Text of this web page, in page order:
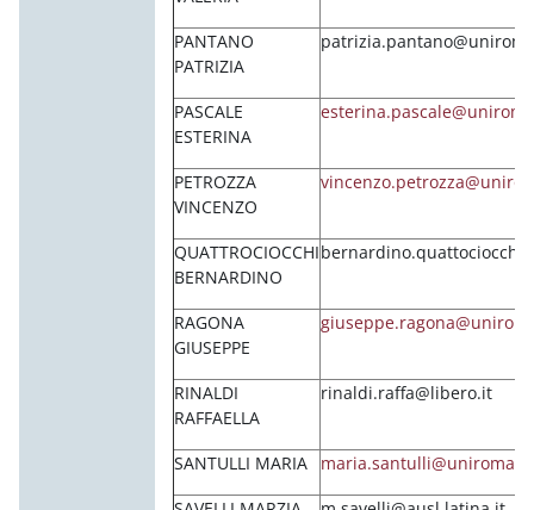
PANTANO
PATRIZIA
PASCALE
ESTERINA
PETROZZA
VINCENZO
QUATTROCIOCCHI
BERNARDINO
RAGONA
GIUSEPPE
RINALDI
RAFFAELLA
rinaldi.raffa@libero.it
SANTULLI MARIA